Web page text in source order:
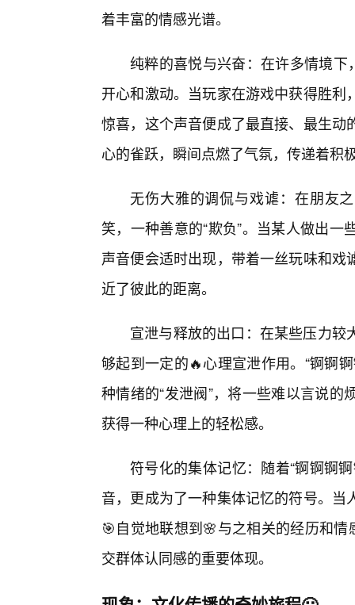
着丰富的情感光谱。
纯粹的喜悦与兴奋：在许多情境下
开心和激动。当玩家在游戏中获得胜
惊喜，这个声音便成了最直接、最生
心的雀跃，瞬间点燃了气氛，传递着积
无伤大雅的调侃与戏谑：在朋友
笑，一种善意的“欺负”。当某人做出
声音便会适时出现，带着一丝玩味和
近了彼此的距离。
宣泄与释放的出口：在某些压力
够起到一定的🔥心理宣泄作用。“锕锕
种情绪的“发泄阀”，将一些难以言说
获得一种心理上的轻松感。
符号化的集体记忆：随着“锕锕锕
音，更成为了一种集体记忆的符号。
🎯自觉地联想到🌸与之相关的经历和
交群体认同感的重要体现。